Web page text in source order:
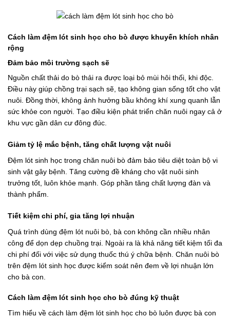
Cách làm đệm lót sinh học cho bò được khuyến khích nhân
rộng
Đảm bảo môi trường sạch sẽ
Nguồn chất thải do bò thải ra được loại bỏ mùi hôi thối, khi độc.
Điều này giúp chồng trại sạch sẽ, tạo không gian sống tốt cho vật
nuôi. Đồng thời, không ảnh hưởng bầu không khí xung quanh lẫn
sức khỏe con người. Tạo điều kiện phát triển chăn nuôi ngay cả ở
khu vực gần dân cư đông đúc.
Giảm tỷ lệ mắc bệnh, tăng chất lượng vật nuôi
Đệm lót sinh học trong chăn nuôi bò đảm bảo tiêu diệt toàn bộ vi
sinh vật gây bệnh. Tăng cường đề kháng cho vật nuôi sinh
trưởng tốt, luôn khỏe mạnh. Góp phần tăng chất lượng đàn và
thành phẩm.
Tiết kiệm chi phí, gia tăng lợi nhuận
Quá trình dùng đệm lót nuôi bò, bà con không cần nhiều nhân
công để dọn dẹp chuồng trại. Ngoài ra là khả năng tiết kiệm tối đa
chi phí đối với việc sử dụng thuốc thú ý chữa bệnh. Chăn nuôi bò
trên đệm lót sinh học được kiểm soát nên đem về lợi nhuận lớn
cho bà con.
Cách làm đệm lót sinh học cho bò đúng kỹ thuật
Tìm hiểu về cách làm đệm lót sinh học cho bò luôn được bà con